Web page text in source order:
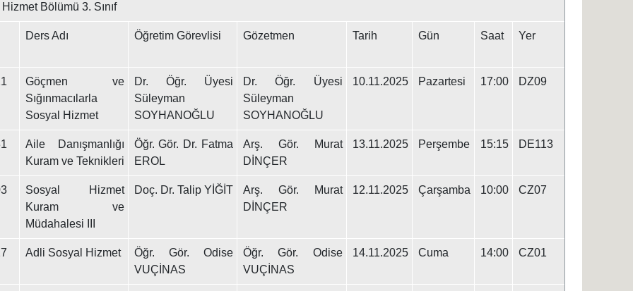
Bölümü 3. Sınıf
Ders Adı Öğretim Görevlisi Gözetmen Tarih Gün Saat Yer
Göçmen ve
Sığınmacılarla
Sosyal Hizmet
Dr. Öğr. Üyesi
Süleyman
SOYHANOĞLU
Dr. Öğr. Üyesi
Süleyman
SOYHANOĞLU
10.11.2025 Pazartesi 17:00 DZ09
Aile Danışmanlığı
Kuram ve Teknikleri
Öğr. Gör. Dr. Fatma
EROL
Arş. Gör. Murat
DİNÇER
13.11.2025 Perşembe 15:15 DE113
Sosyal Hizmet
Kuram ve
Müdahalesi III
Doç. Dr. Talip YİĞİT
Arş. Gör. Murat
DİNÇER
12.11.2025 Çarşamba 10:00 CZ07
Adli Sosyal Hizmet
Öğr. Gör. Odise
VUÇİNAS
Öğr. Gör. Odise
VUÇİNAS
14.11.2025 Cuma 14:00 CZ01